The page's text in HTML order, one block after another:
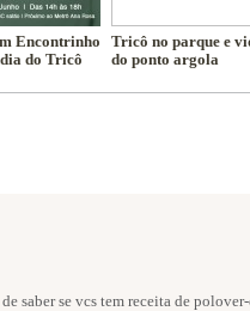
Encontrinho
do Tricô
Tricô no parque e
do ponto argola
saber se vcs tem receita de